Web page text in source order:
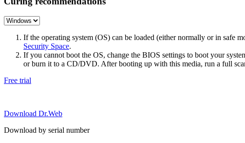
If the operating system (OS) can be loaded (either normally or in safe
Security Space.
If you cannot boot the OS, change the BIOS settings to boot your
or burn it to a CD/DVD. After booting up with this media, run a full
Free trial
Download Dr.Web
Download by serial number